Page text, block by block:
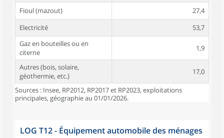
Fioul (mazout)
27,4
Electricité
53,7
Gaz en bouteilles ou en
citerne
1,9
Autres (bois, solaire,
géothermie, etc.)
17,0
Sources : Insee, RP2012, RP2017 et RP2023, exploitations
principales, géographie au 01/01/2026.
LOG T12 - Équipement automobile des ménages